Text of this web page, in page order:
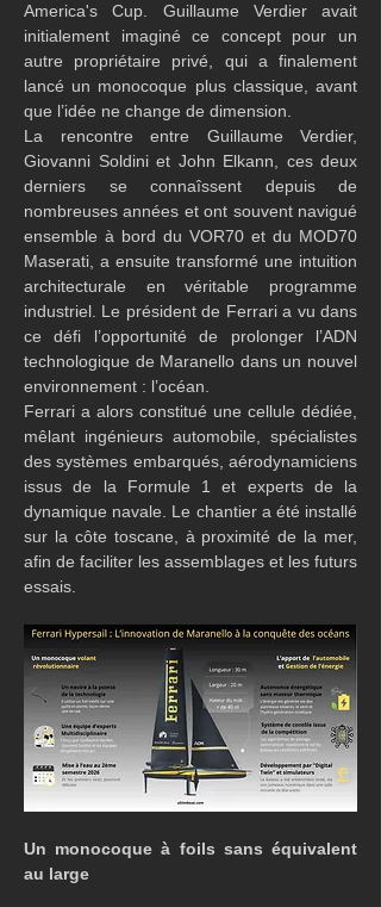
America's Cup. Guillaume Verdier avait
initialement imaginé ce concept pour un
autre propriétaire privé, qui a finalement
lancé un monocoque plus classique, avant
que l’idée ne change de dimension.
La rencontre entre Guillaume Verdier,
Giovanni Soldini et John Elkann, ces deux
derniers se connaîssent depuis de
nombreuses années et ont souvent navigué
ensemble à bord du VOR70 et du MOD70
Maserati, a ensuite transformé une intuition
architecturale en véritable programme
industriel. Le président de Ferrari a vu dans
ce défi l’opportunité de prolonger l’ADN
technologique de Maranello dans un nouvel
environnement : l’océan.
Ferrari a alors constitué une cellule dédiée,
mêlant ingénieurs automobile, spécialistes
des systèmes embarqués, aérodynamiciens
issus de la Formule 1 et experts de la
dynamique navale. Le chantier a été installé
sur la côte toscane, à proximité de la mer,
afin de faciliter les assemblages et les futurs
essais.
Un monocoque à foils sans équivalent
au large